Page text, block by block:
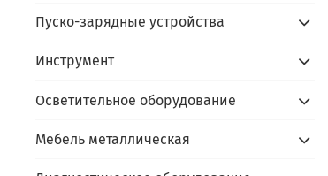
Пуско-зарядные устройства
Инструмент
Осветительное оборудование
Мебель металлическая